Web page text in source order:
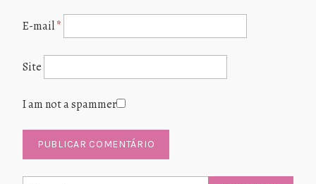
E-mail*
Site
I am not a spammer